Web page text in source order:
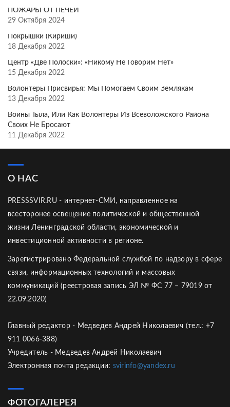
ПОЖАРЫ ОТ ПЕЧЕЙ
29 Октября 2024
Покрышки (Кириши)
18 Декабря 2022
Центр «Две Полоски»: «Никому Не Говорим Нет»
15 Декабря 2022
Волонтёры Присвирья: Мы Помогаем Своим Землякам
13 Декабря 2022
Воины Тыла, Или Как Волонтёры Из Всеволожского Района
Своих Не Бросают
11 Декабря 2022
О НАС
PRESSSVIR.RU - интернет-СМИ, направленное на
всесторонее освещение политической и общественной
жизни Ленинградской области, экономической и
инвестиционной активности в регионе.
Зарегистрировано Федеральной службой по надзору в сфере
связи, информационных технологий и массовых
коммуникаций (реестровая запись ЭЛ № ФС 77 – 79019 от
22.09.2020)
Главный редактор - Медведев Андрей Николаевич (тел.: +7
911 0066-388)
Учредитель - Медведев Андрей Николаевич
Электронная почта редакции: svirinfo@yandex.ru
ФОТОГАЛЕРЕЯ